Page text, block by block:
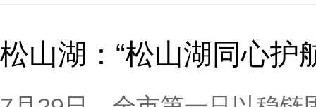
松山湖：“松山湖同心护